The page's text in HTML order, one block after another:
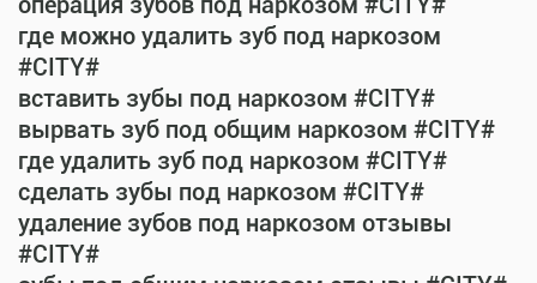
где можно удалить зуб под наркозом
#CITY#
вставить зубы под наркозом #CITY#
вырвать зуб под общим наркозом #CITY#
где удалить зуб под наркозом #CITY#
сделать зубы под наркозом #CITY#
удаление зубов под наркозом отзывы
#CITY#